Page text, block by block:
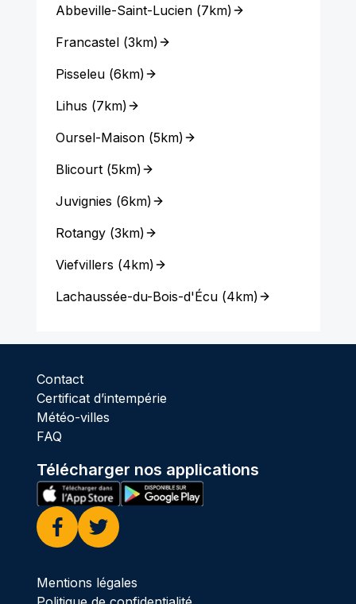
Abbeville-Saint-Lucien(7km)
Francastel(3km)
Pisseleu(6km)
Lihus (7km)
Oursel-Maison(5km)
Blicourt(5km)
Juvignies (6km)
Rotangy(3km)
Viefvillers (4km)
Lachaussée-du-Bois-d'Écu(4km)
Contact
Certificat d’intempérie
Météo-villes
FAQ
Télécharger nos applications
Facebook
Twitter
Mentions légales